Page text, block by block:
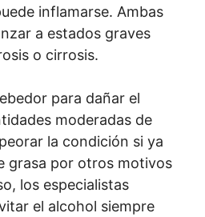
inflamarse. Ambas
a estados graves
o cirrosis.
para dañar el
moderadas de
la condición si ya
grasa por otros motivos
los especialistas
el alcohol siempre